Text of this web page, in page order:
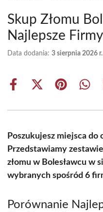
Skup Złomu
Najlepsze
Data dodania: 3 sierpnia 2026 r.
Share
Share
(Twitter)
Share Share
Poszukujesz miejsca do
Przedstawiamy
złomu w Bolesławcu w
wybranych spośród 6
Porównanie